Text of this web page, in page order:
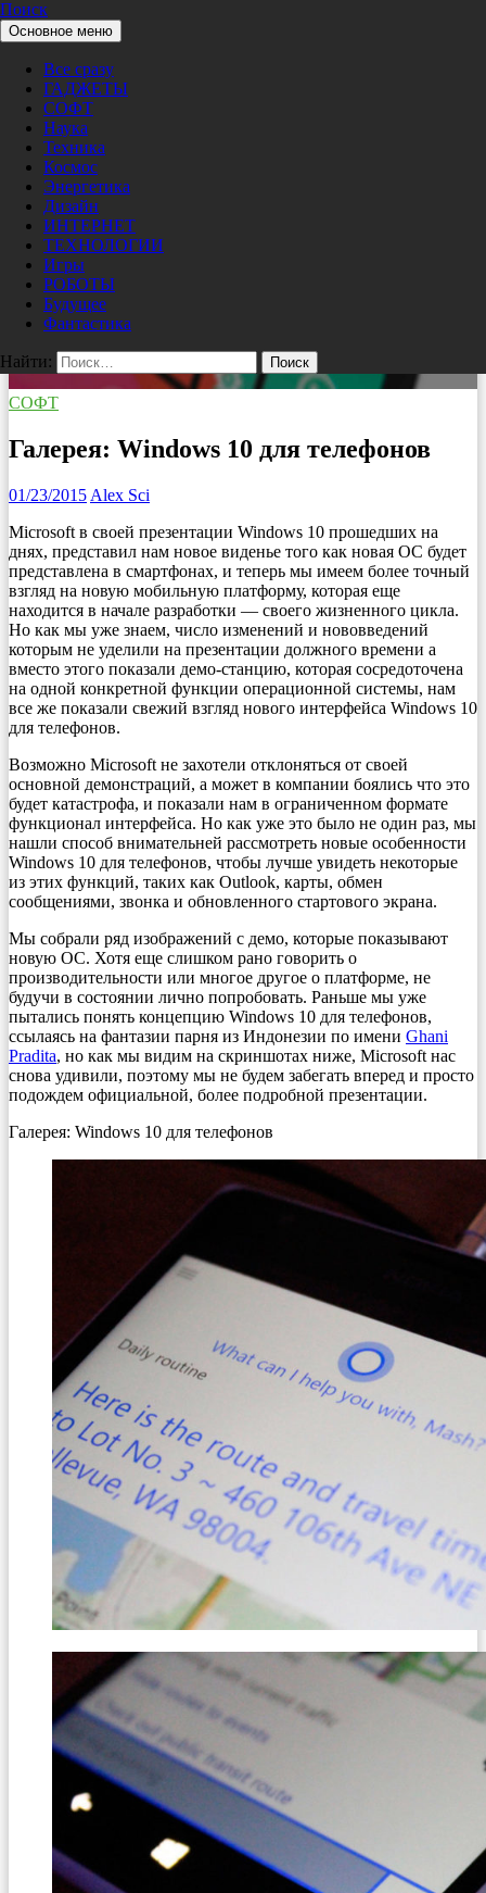
Перейти к содержимому
Pro/Hi-Tech
Поиск
Основное меню
Все сразу
ГАДЖЕТЫ
СОФТ
Наука
Техника
Космос
Энергетика
Дизайн
ИНТЕРНЕТ
ТЕХНОЛОГИИ
Игры
РОБОТЫ
Будущее
Фантастика
Найти:
СОФТ
Галерея: Windows 10 для телефонов
01/23/2015 Alex Sci
Microsoft в своей презентации Windows 10 прошедших на
днях, представил нам новое виденье того как новая OC будет
представлена в смартфонах, и теперь мы имеем более точный
взгляд на новую мобильную платформу, которая еще
находится в начале разработки — своего жизненного цикла.
Но как мы уже знаем, число изменений и нововведений
которым не уделили на презентации должного времени а
вместо этого показали демо-станцию, которая сосредоточена
на одной конкретной функции операционной системы, нам
все же показали свежий взгляд нового интерфейса Windows 10
для телефонов.
Возможно Microsoft не захотели отклоняться от своей
основной демонстраций, а может в компании боялись что это
будет катастрофа, и показали нам в ограниченном формате
функционал интерфейса. Но как уже это было не один раз, мы
нашли способ внимательней рассмотреть новые особенности
Windows 10 для телефонов, чтобы лучше увидеть некоторые
из этих функций, таких как Outlook, карты, обмен
сообщениями, звонка и обновленного стартового экрана.
Мы собрали ряд изображений с демо, которые показывают
новую ОС. Хотя еще слишком рано говорить о
производительности или многое другое о платформе, не
будучи в состоянии лично попробовать. Раньше мы уже
пытались понять концепцию Windows 10 для телефонов,
ссылаясь на фантазии парня из Индонезии по имени Ghani
Pradita, но как мы видим на скриншотах ниже, Microsoft нас
снова удивили, поэтому мы не будем забегать вперед и просто
подождем официальной, более подробной презентации.
Галерея: Windows 10 для телефонов